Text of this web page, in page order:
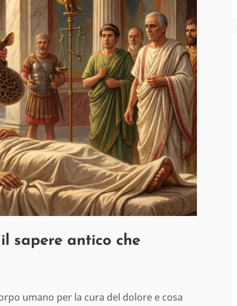
sapere antico che
umano per la cura del dolore e cosa